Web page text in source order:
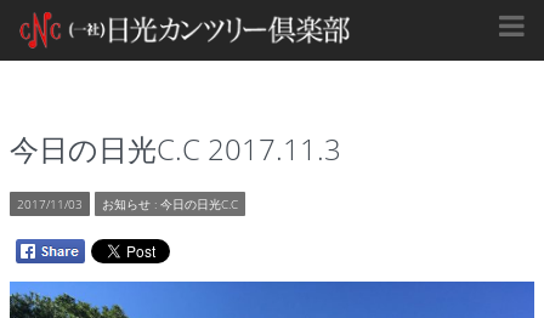
今日の日光C.C 2017.11.3
2017/11/03 お知らせ : 今日の日光C.C